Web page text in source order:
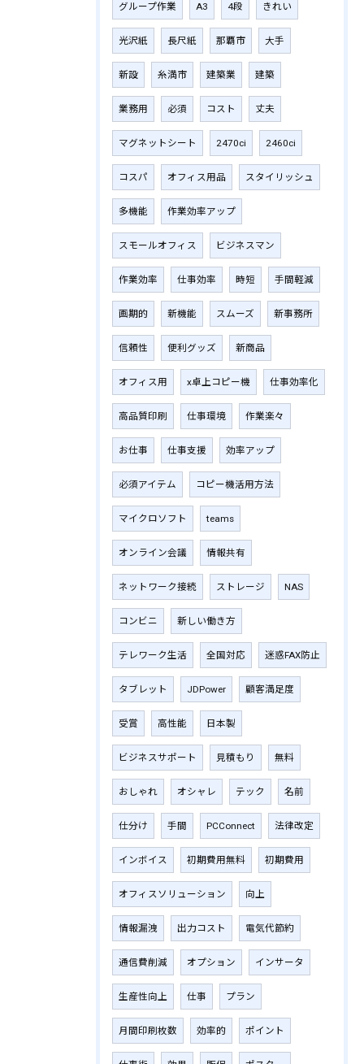
グループ作業 A3 4段 きれい
光沢紙 長尺紙 那覇市 大手
新設 糸満市 建築業 建築
業務用 必須 コスト 丈夫
マグネットシート 2470ci 2460ci
コスパ オフィス用品 スタイリッシュ
多機能 作業効率アップ
スモールオフィス ビジネスマン
作業効率 仕事効率 時短 手間軽減
画期的 新機能 スムーズ 新事務所
信頼性 便利グッズ 新商品
オフィス用 x卓上コピー機 仕事効率化
高品質印刷 仕事環境 作業楽々
お仕事 仕事支援 効率アップ
必須アイテム コピー機活用方法
マイクロソフト teams
オンライン会議 情報共有
ネットワーク接続 ストレージ NAS
コンビニ 新しい働き方
テレワーク生活 全国対応 迷惑FAX防止
タブレット JDPower 顧客満足度
受賞 高性能 日本製
ビジネスサポート 見積もり 無料
おしゃれ オシャレ テック 名前
仕分け 手間 PCConnect 法律改定
インボイス 初期費用無料 初期費用
オフィスソリューション 向上
情報漏洩 出力コスト 電気代節約
通信費削減 オプション インサータ
生産性向上 仕事 プラン
月間印刷枚数 効率的 ポイント